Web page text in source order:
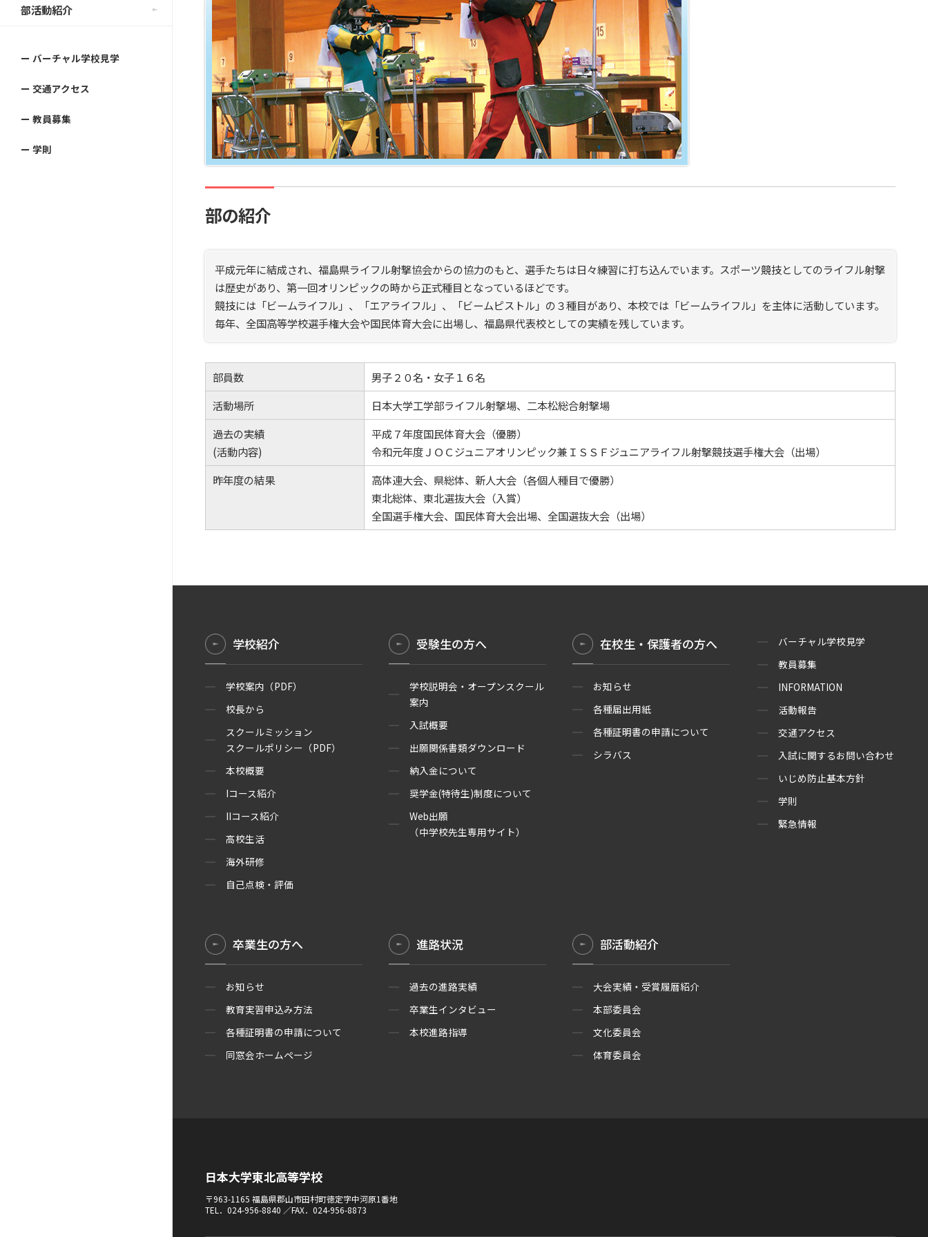
部活動紹介
ー バーチャル学校見学
ー 交通アクセス
ー 教員募集
ー 学則
部の紹介
平成元年に結成され、福島県ライフル射撃協会からの協力のもと、選手たちは日々練習に打ち込んでいます。スポーツ競技としてのライフル射撃
は歴史があり、第一回オリンピックの時から正式種目となっているほどです。
競技には「ビームライフル」、「エアライフル」、「ビームピストル」の３種目があり、本校では「ビームライフル」を主体に活動しています。
毎年、全国高等学校選手権大会や国民体育大会に出場し、福島県代表校としての実績を残しています。
部員数
男子２０名・女子１６名
活動場所
日本大学工学部ライフル射撃場、二本松総合射撃場
過去の実績
(活動内容)
平成７年度国民体育大会（優勝）
令和元年度ＪＯＣジュニアオリンピック兼ＩＳＳＦジュニアライフル射撃競技選手権大会（出場）
昨年度の結果
高体連大会、県総体、新人大会（各個人種目で優勝）
東北総体、東北選抜大会（入賞）
全国選手権大会、国民体育大会出場、全国選抜大会（出場）
学校紹介
学校案内（PDF）
校長から
スクールミッション
スクールポリシー（PDF）
本校概要
Iコース紹介
IIコース紹介
高校生活
海外研修
自己点検・評価
受験生の方へ
学校説明会・オープンスクール
案内
入試概要
出願関係書類ダウンロード
納入金について
奨学金(特待生)制度について
Web出願
（中学校先生専用サイト）
在校生・保護者の方へ
お知らせ
各種届出用紙
各種証明書の申請について
シラバス
卒業生の方へ
お知らせ
教育実習申込み方法
各種証明書の申請について
同窓会ホームページ
進路状況
過去の進路実績
卒業生インタビュー
本校進路指導
部活動紹介
大会実績・受賞履暦紹介
本部委員会
文化委員会
体育委員会
バーチャル学校見学
教員募集
INFORMATION
活動報告
交通アクセス
入試に関するお問い合わせ
いじめ防止基本方針
学則
緊急情報
日本大学東北高等学校
〒963-1165 福島県郡山市田村町徳定字中河原1番地
TEL．024-956-8840 ／FAX．024-956-8873